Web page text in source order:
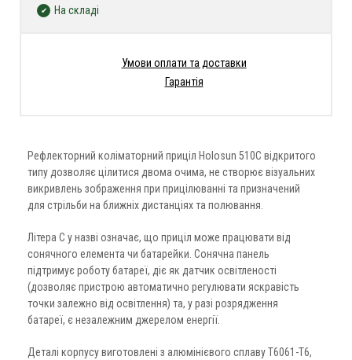
Рефлекторний коліматорний приціл Holosun 510C відкритого
типу дозволяє цілитися двома очима, не створює візуальних
викривлень зображення при прицілюванні та призначений
для стрільби на ближніх дистанціях та полювання.
Літера C у назві означає, що приціл може працювати від
сонячного елемента чи батарейки. Сонячна панель
підтримує роботу батареї, діє як датчик освітленості
(дозволяє пристрою автоматично регулювати яскравість
точки залежно від освітлення) та, у разі розрядження
батареї, є незалежним джерелом енергії.
Деталі корпусу виготовлені з алюмінієвого сплаву T6061-T6,
На складі
Умови оплати та доставки
Гарантія